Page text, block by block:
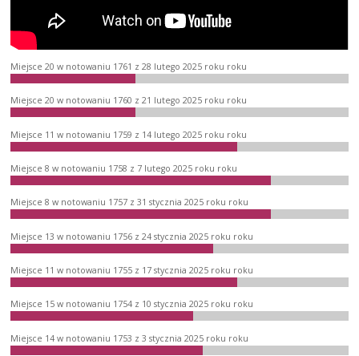
Miejsce 20 w notowaniu 1761 z 28 lutego 2025 roku roku
Miejsce 20 w notowaniu 1760 z 21 lutego 2025 roku roku
Miejsce 11 w notowaniu 1759 z 14 lutego 2025 roku roku
Miejsce 8 w notowaniu 1758 z 7 lutego 2025 roku roku
Miejsce 8 w notowaniu 1757 z 31 stycznia 2025 roku roku
Miejsce 13 w notowaniu 1756 z 24 stycznia 2025 roku roku
Miejsce 11 w notowaniu 1755 z 17 stycznia 2025 roku roku
Miejsce 15 w notowaniu 1754 z 10 stycznia 2025 roku roku
Miejsce 14 w notowaniu 1753 z 3 stycznia 2025 roku roku